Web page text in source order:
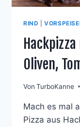
RIND |
Oliven,
Von TurboKanne
Mach es mal
Pizza aus